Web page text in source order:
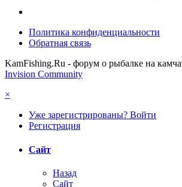
Политика конфиденциальности
Обратная связь
KamFishing.Ru - форум о рыбалке на
Invision Community
×
Уже зарегистрированы? Войти
Регистрация
Сайт
Назад
Сайт